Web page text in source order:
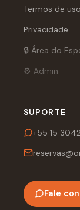
Termos de uso
Privacidade
🔒 Área do
⚙️ Admin
SUPORTE
+55 15
Fale